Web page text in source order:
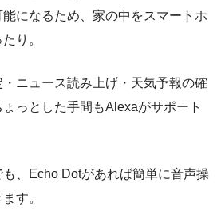
能になるため、家の中をスマートホ
り。
ニュース読み上げ・天気予報の確
っとした手間もAlexaがサポート
、Echo Dotがあれば簡単に音声操
す。